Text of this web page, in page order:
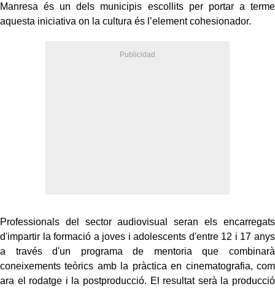
Manresa és un dels municipis escollits per portar a terme
aquesta iniciativa on la cultura és l’element cohesionador.
Professionals del sector audiovisual seran els encarregats
d'impartir la formació a joves i adolescents d'entre 12 i 17 anys
a través d'un programa de mentoria que combinarà
coneixements teòrics amb la pràctica en cinematografia, com
ara el rodatge i la postproducció. El resultat serà la producció